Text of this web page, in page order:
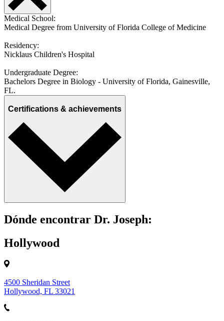
Medical School:
Medical Degree from University of Florida College of Medicine
Residency:
Nicklaus Children's Hospital
Undergraduate Degree:
Bachelors Degree in Biology - University of Florida, Gainesville,
FL.
Certifications & achievements
Dónde encontrar Dr. Joseph:
Hollywood
4500 Sheridan Street
Hollywood, FL 33021